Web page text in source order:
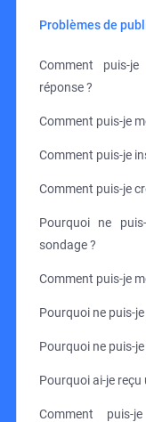
Problèmes de
Comment puis-
réponse ?
Comment puis-je
Comment puis-je
Comment puis-je
Pourquoi ne
sondage ?
Comment puis-je
Pourquoi ne puis-
Pourquoi ne puis-
Pourquoi ai-je
Comment